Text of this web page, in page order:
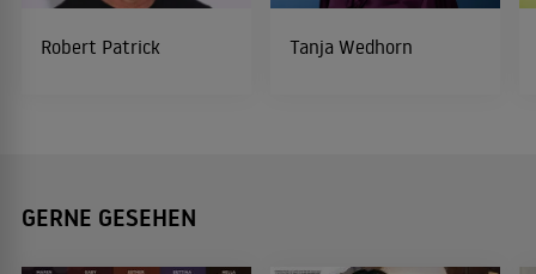
Robert Patrick Tanja Wedhorn
GERNE GESEHEN